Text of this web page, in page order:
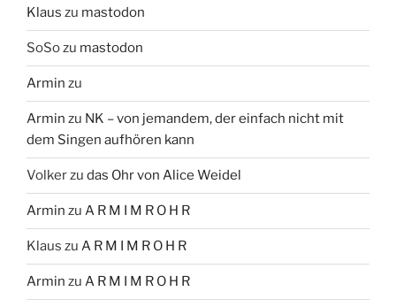
Klaus zu mastodon
SoSozu mastodon
Armin zu
Armin zu NK – von jemandem, der einfach nicht mit
dem Singen aufhören kann
Volkerzu das Ohr von Alice Weidel
Armin zu A R M I M R O H R
Klaus zu A R M I M R O H R
Armin zu A R M I M R O H R